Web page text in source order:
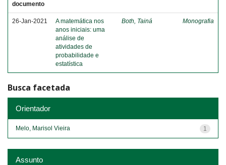
documento
26-Jan-2021
A matemática nos
anos iniciais: uma
análise de
atividades de
probabilidade e
estatística
Both, Tainá Monografia
Busca facetada
Orientador
1
Melo, Marisol Vieira
Assunto